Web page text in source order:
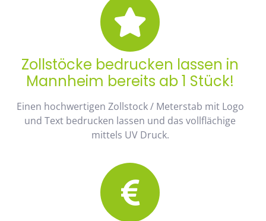
Zollstöcke bedrucken lassen in
Mannheim bereits ab 1 Stück!
Einen hochwertigen Zollstock / Meterstab mit Logo
und Text bedrucken lassen und das vollflächige
mittels UV Druck.